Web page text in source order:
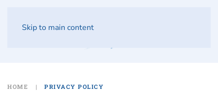
Skip to main content
HOME PRIVACY POLICY